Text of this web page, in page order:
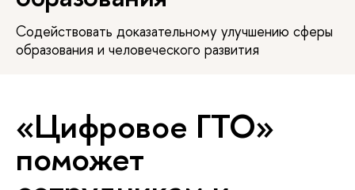
Содействовать доказательному улучшению сферы
образования и человеческого развития
«Цифровое ГТО»
поможет